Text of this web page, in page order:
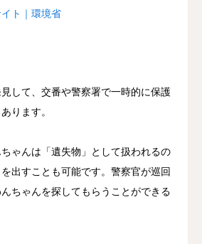
ト｜環境省
して、交番や警察署で一時的に保護
ります。
ゃんは「遺失物」として扱われるの
出すことも可能です。警察官が巡回
ちゃんを探してもらうことができる